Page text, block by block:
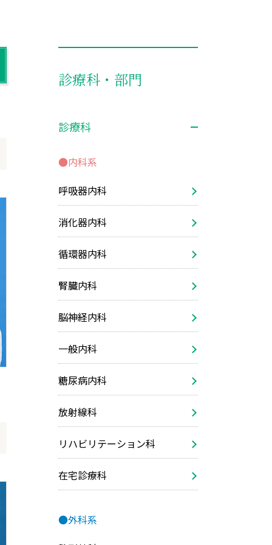
診療科・部門
診療科
●内科系
呼吸器内科
消化器内科
循環器内科
腎臓内科
脳神経内科
一般内科
糖尿病内科
放射線科
リハビリテーション科
在宅診療科
●外科系